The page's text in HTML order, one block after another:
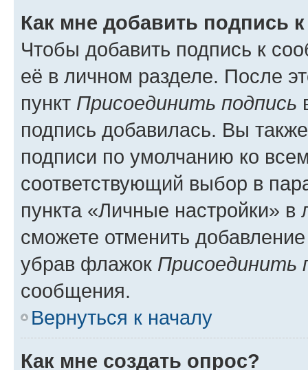
Как мне добавить подпись
Чтобы добавить подпись к
её в личном разделе. После
пункт Присоединить подпись
подпись добавилась. Вы
подписи по умолчанию ко
соответствующий выбор в
пункта «Личные настройки»
сможете отменить
убрав флажок Присоединить
сообщения.
Вернуться к началу
Как мне создать опрос?